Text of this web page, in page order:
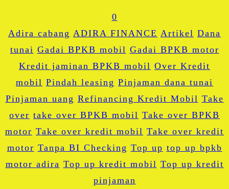
0
Adira cabang ADIRA FINANCE Artikel Dana
tunai Gadai BPKB mobil Gadai BPKB motor
Kredit jaminan BPKB mobil Over Kredit
mobil Pindah leasing Pinjaman dana tunai
Pinjaman uang Refinancing Kredit Mobil Take
over take over BPKB mobil Take over BPKB
motor Take over kredit mobil Take over kredit
motor Tanpa BI Checking Top up top up bpkb
motor adira Top up kredit mobil Top up kredit
pinjaman